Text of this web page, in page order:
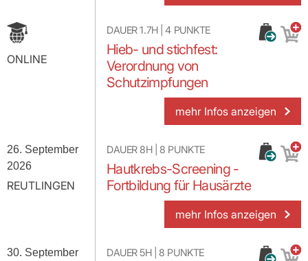
ONLINE
DAUER1.7H|4 PUNKTE
Hieb- und stichfest:
Verordnung von
Schutzimpfungen
mehr Infos anzeigen
26. September
2026
REUTLINGEN
DAUER8H|8 PUNKTE
Hautkrebs-Screening -
Fortbildung für Hausärzte
mehr Infos anzeigen
30. September
DAUER5H|8 PUNKTE